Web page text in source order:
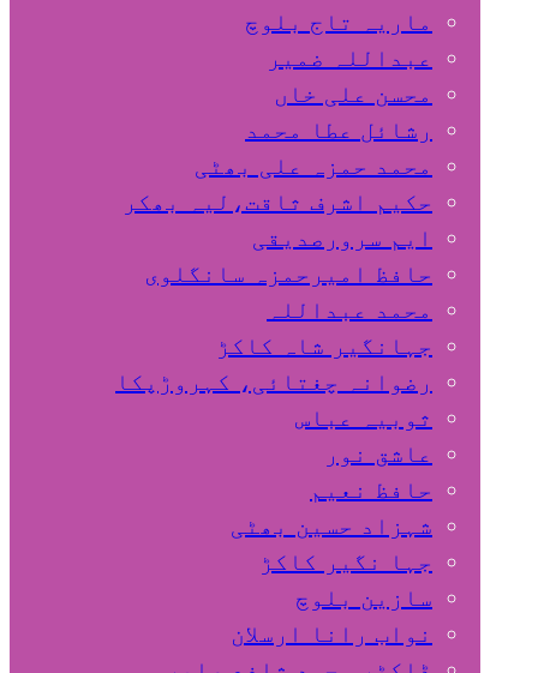
ماریہ تاج بلوچ
عبداللہ ضمیر
محسن علی خاں
رشائل عطا محمد
محمد حمزہ علی بھٹی
حکیم اشرف ثاقت،لیہ بھکر
ایم سرورصدیقی
حافظ امیرحمزہ سانگلوی
محمد عبداللہ
جہانگیر شاہ کاکڑ
رضوانہ چغتائی، کہروڑپکا
ثوبیہ عباس
عاشق نور
حافظ نعیم
شہزاد حسین بھٹی
جہا نگیر کاکڑ
سازین بلوچ
نواب رانا ارسلان